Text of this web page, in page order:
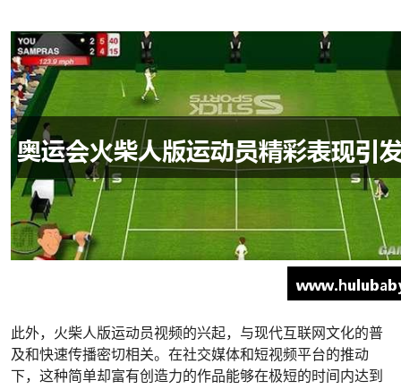
此外，火柴人版运动员视频的兴起，与现代互联网文化的普
及和快速传播密切相关。在社交媒体和短视频平台的推动
下，这种简单却富有创造力的作品能够在极短的时间内达到